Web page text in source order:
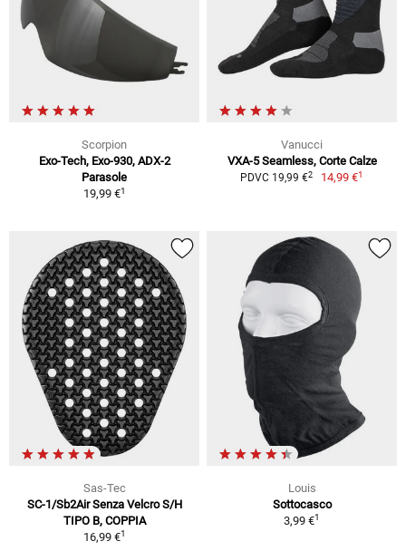
Scorpion
Exo-Tech, Exo-930, ADX-2
Parasole
19,99 €1
Vanucci
VXA-5 Seamless, Corte Calze
PDVC 19,99 €2 14,99 €1
Sas-Tec
SC-1/Sb2Air Senza Velcro S/H
TIPO B, COPPIA
16,99 €1
Louis
Sottocasco
3,99 €1